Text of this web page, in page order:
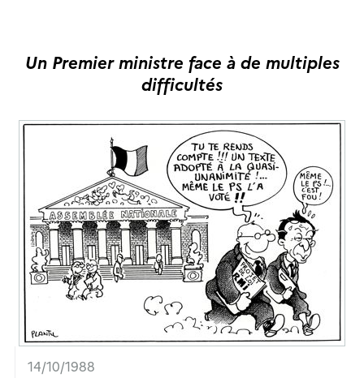
Un Premier ministre face à de multiples
difficultés
14/10/1988